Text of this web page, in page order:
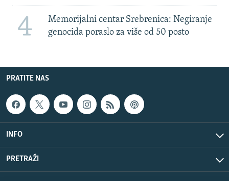
4
Memorijalni centar Srebrenica: Negiranje
genocida poraslo za više od 50 posto
PRATITE NAS
INFO
PRETRAŽI